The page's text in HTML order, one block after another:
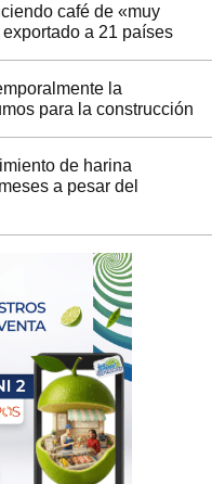
café de «muy
a 21 países
la
para la construcción
de harina
a pesar del